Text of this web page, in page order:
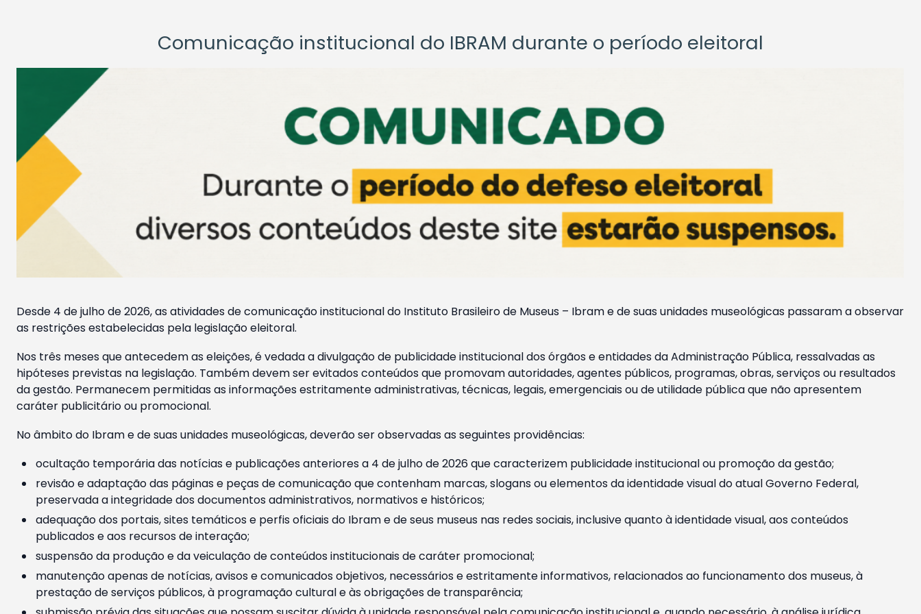
Comunicação institucional do IBRAM durante o período eleitoral
Desde 4 de julho de 2026, as atividades de comunicação institucional do Instituto Brasileiro de Museus – Ibram e de suas unidades museológicas passaram a observar
as restrições estabelecidas pela legislação eleitoral.
Nos três meses que antecedem as eleições, é vedada a divulgação de publicidade institucional dos órgãos e entidades da Administração Pública, ressalvadas as
hipóteses previstas na legislação. Também devem ser evitados conteúdos que promovam autoridades, agentes públicos, programas, obras, serviços ou resultados
da gestão. Permanecem permitidas as informações estritamente administrativas, técnicas, legais, emergenciais ou de utilidade pública que não apresentem
caráter publicitário ou promocional.
No âmbito do Ibram e de suas unidades museológicas, deverão ser observadas as seguintes providências:
ocultação temporária das notícias e publicações anteriores a 4 de julho de 2026 que caracterizem publicidade institucional ou promoção da gestão;
revisão e adaptação das páginas e peças de comunicação que contenham marcas, slogans ou elementos da identidade visual do atual Governo Federal,
preservada a integridade dos documentos administrativos, normativos e históricos;
adequação dos portais, sites temáticos e perfis oficiais do Ibram e de seus museus nas redes sociais, inclusive quanto à identidade visual, aos conteúdos
publicados e aos recursos de interação;
suspensão da produção e da veiculação de conteúdos institucionais de caráter promocional;
manutenção apenas de notícias, avisos e comunicados objetivos, necessários e estritamente informativos, relacionados ao funcionamento dos museus, à
prestação de serviços públicos, à programação cultural e às obrigações de transparência;